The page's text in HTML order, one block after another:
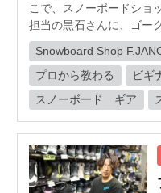
こで、スノーボードショ
担当の黒石さんに、ゴー
Snowboard Shop
プロから教わる
ビギ
スノーボード ギア